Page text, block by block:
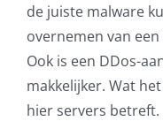
Microsoft software
SLA overeenkomsten
de juiste malware
overnemen van
Ook is een DDos-
makkelijker. Wat
hier servers betreft.